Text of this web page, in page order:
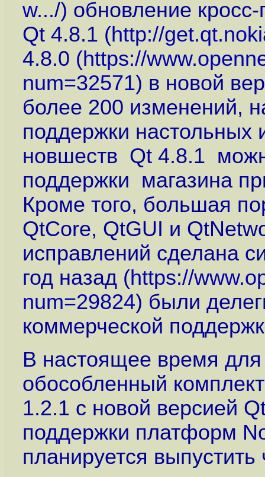
w.../) обновление
Qt 4.8.1 (http://
4.8.0 (https://
num=32571) в новой
более 200 изменений,
поддержки
новшеств Qt 4.8.1
поддержки магазина
Кроме того, большая
QtCore, QtGUI и
исправлений сделана
год назад (https://
num=29824) были
коммерческой
В настоящее время для
обособленный
1.2.1 c новой версией
поддержки платформ
планируется